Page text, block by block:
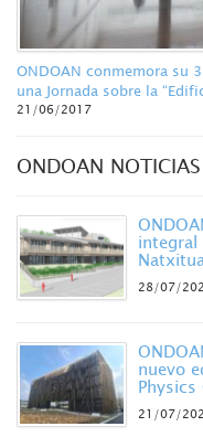
ONDOAN conmemora su
una Jornada sobre la
21/06/2017
ONDOAN NOTICIAS
integral
28/07/
nuevo
Physics
21/07/